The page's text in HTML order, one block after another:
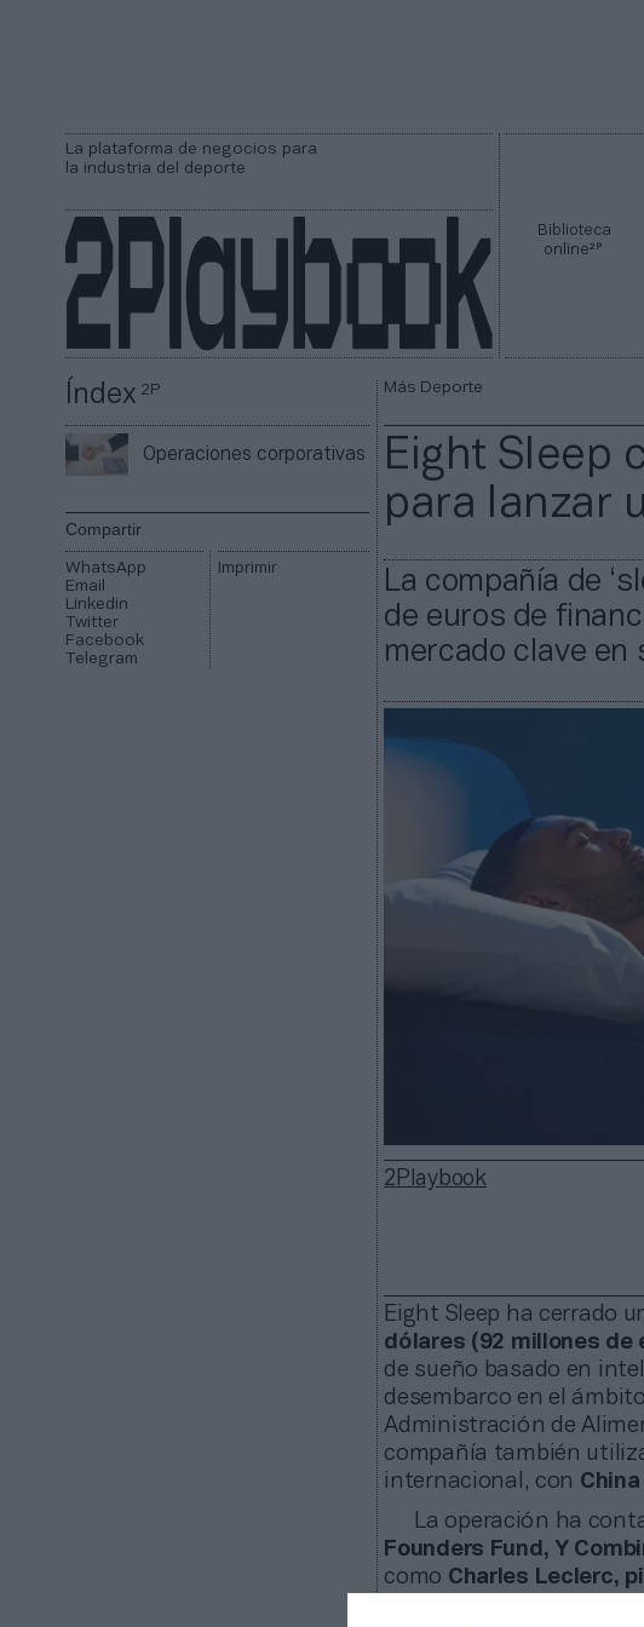
La plataforma de negocios para
la industria del deporte
Biblioteca
online2P
Índex2P
Operaciones corporativas
Compartir
WhatsApp
Email
Linkedin
Twitter
Facebook
Telegram
Imprimir
Más Deporte
Eight Sleep
para lanzar
La compañía de
de euros de
mercado clave en
2Playbook
Eight Sleep ha cerrado
dólares (92 millones de
de sueño basado en
desembarco en el
Administración de
compañía también
internacional, con
La operación ha
Founders Fund, Y
como Charles Leclerc,